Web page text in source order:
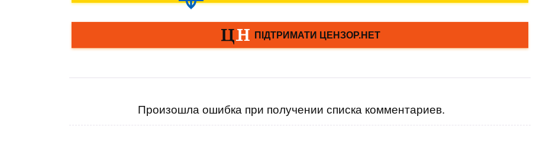
Произошла ошибка при получении списка комментариев.